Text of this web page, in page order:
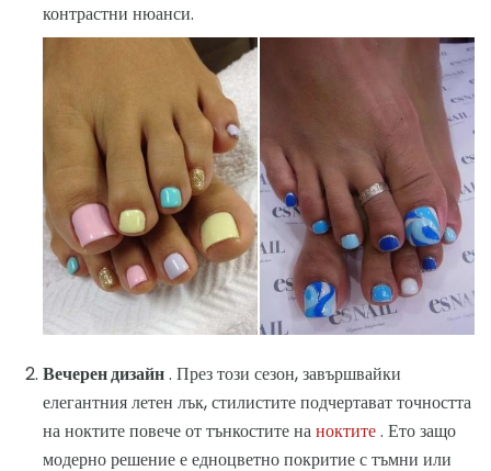
контрастни нюанси.
Вечерен дизайн. През този сезон, завършвайки
елегантния летен лък, стилистите подчертават точността
на ноктите повече от тънкостите наноктите. Ето защо
модерно решение е едноцветно покритие с тъмни или